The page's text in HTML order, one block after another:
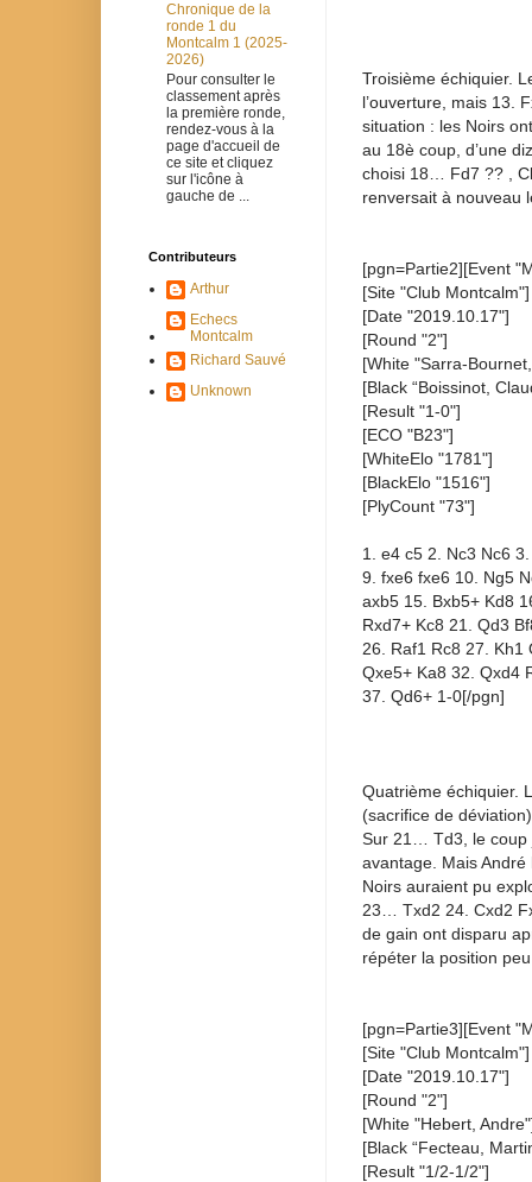
Troisième échiquier.
l’ouverture, mais 13.
situation : les Noirs
au 18è coup, d’une
choisi 18… Fd7 ?? ,
renversait à nouveau
[pgn=Partie2][Event
[Site "Club Montcalm"]
[Date "2019.10.17"]
[Round "2"]
[White "Sarra-
[Black “Boissinot,
[Result "1-0"]
[ECO "B23"]
[WhiteElo "1781"]
[BlackElo "1516"]
[PlyCount "73"]
1. e4 c5 2. Nc3 Nc6
9. fxe6 fxe6 10. Ng5
axb5 15. Bxb5+ Kd8
Rxd7+ Kc8 21. Qd3
26. Raf1 Rc8 27. Kh1
Qxe5+ Ka8 32. Qxd4
37. Qd6+ 1-0[/
Quatrième échiquier.
(sacrifice de
Sur 21… Td3, le coup
avantage. Mais
Noirs auraient pu
23… Txd2 24. Cxd2
de gain ont disparu
répéter la position
[pgn=Partie3][Event
[Site "Club Montcalm"]
[Date "2019.10.17"]
[Round "2"]
[White "Hebert,
[Black “Fecteau,
[Result "1/2-1/2"]
Chronique de la
ronde 1 du
Montcalm 1 (2025-
2026)
Pour consulter le
classement après
la première ronde,
rendez-vous à la
page d'accueil de
ce site et cliquez
sur l'icône à
gauche de ...
Contributeurs
Arthur
Echecs
Montcalm
Richard Sauvé
Unknown